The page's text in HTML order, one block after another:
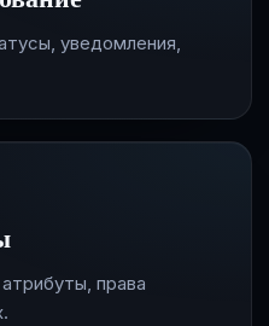
уведомления,
права